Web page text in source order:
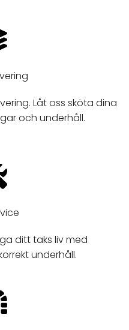
Låt oss sköta dina
och underhåll.
ditt taks liv med
underhåll.